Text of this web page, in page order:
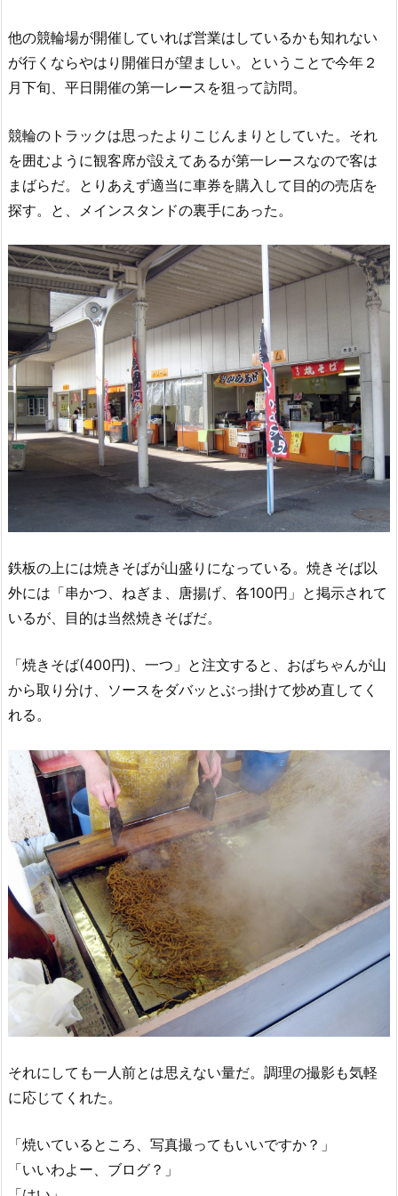
他の競輪場が開催していれば営業はしているかも知れない
が行くならやはり開催日が望ましい。ということで今年２
月下旬、平日開催の第一レースを狙って訪問。
競輪のトラックは思ったよりこじんまりとしていた。それ
を囲むように観客席が設えてあるが第一レースなので客は
まばらだ。とりあえず適当に車券を購入して目的の売店を
探す。と、メインスタンドの裏手にあった。
鉄板の上には焼きそばが山盛りになっている。焼きそば以
外には「串かつ、ねぎま、唐揚げ、各100円」と掲示されて
いるが、目的は当然焼きそばだ。
「焼きそば(400円)、一つ」と注文すると、おばちゃんが山
から取り分け、ソースをダバッとぶっ掛けて炒め直してく
れる。
それにしても一人前とは思えない量だ。調理の撮影も気軽
に応じてくれた。
「焼いているところ、写真撮ってもいいですか？」
「いいわよー、ブログ？」